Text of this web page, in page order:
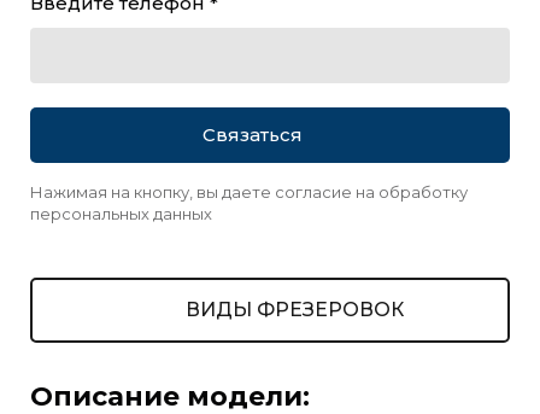
Связаться
Нажимая на кнопку, вы даете согласие на обработку
персональных данных
ВИДЫ ФРЕЗЕРОВОК
Описание модели: